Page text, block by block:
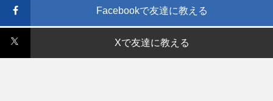
Facebookで友達に教える
Xで友達に教える